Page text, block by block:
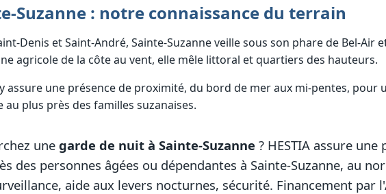
Suzanne : notre connaissance du terrain
Denis et Saint-André, Sainte-Suzanne veille sous son phare de Bel-Air
agricole de la côte au vent, elle mêle littoral et quartiers des hauteurs.
y assure une présence de proximité, du bord de mer aux mi-pentes, pour
au plus près des familles suzanaises.
unegarde de nuit à Sainte-Suzanne ? HESTIA assure
des personnes âgées ou dépendantes à Sainte-Suzanne, au
aide aux levers nocturnes, sécurité. Financement par